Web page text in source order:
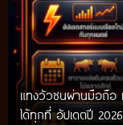
แทงวัวชนผ่านมือถือ
ได้ทุกที่ อัปเดตปี 2026